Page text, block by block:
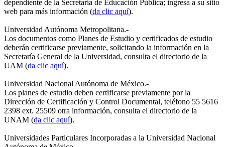
dependiente de la Secretaría de Educación Pública; ingresa a su sitio
web para más información (da clic aquí).
Universidad Autónoma Metropolitana.-
Los documentos como Planes de Estudio y certificados de estudio
deberán certificarse previamente, solicitando la información en la
Secretaría General de la Universidad, consulta el directorio de la
UAM (da clic aquí).
Universidad Nacional Autónoma de México.-
Los planes de estudio deben certificarse previamente por la
Dirección de Certificación y Control Documental, teléfono 55 5616
2398 ext. 25509 otra información, consulta el directorio de la
UNAM (da clic aquí).
Universidades Particulares Incorporadas a la Universidad Nacional